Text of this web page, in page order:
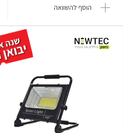
הוסף להשוואה